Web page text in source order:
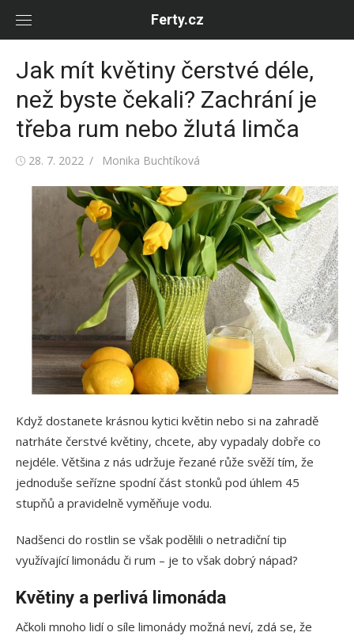
Ferty.cz
Jak mít květiny čerstvé déle,
než byste čekali? Zachrání je
třeba rum nebo žlutá limča
Posted
28. 7. 2022 Author
Monika Buchtíková
Když dostanete krásnou kytici květin nebo si na zahradě
natrháte čerstvé květiny, chcete, aby vypadaly dobře co
nejdéle. Většina z nás udržuje řezané růže svěží tím, že
jednoduše seřízne spodní část stonků pod úhlem 45
stupňů a pravidelně vyměňuje vodu.
Nadšenci do rostlin se však podělili o netradiční tip
využívající limonádu či rum – je to však dobrý nápad?
Květiny a perlivá limonáda
Ačkoli mnoho lidí o síle limonády možná neví, zdá se, že